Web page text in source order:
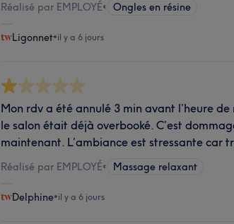
Réalisé par EMPLOYÉ• Ongles en résine
Ligonnet•il y a 6 jours
Mon rdv a été annulé 3 min avant l’heure
le salon était déjà overbooké. C’est
maintenant. L’ambiance est stressante car
Réalisé par EMPLOYÉ• Massage relaxant
Delphine•il y a 6 jours